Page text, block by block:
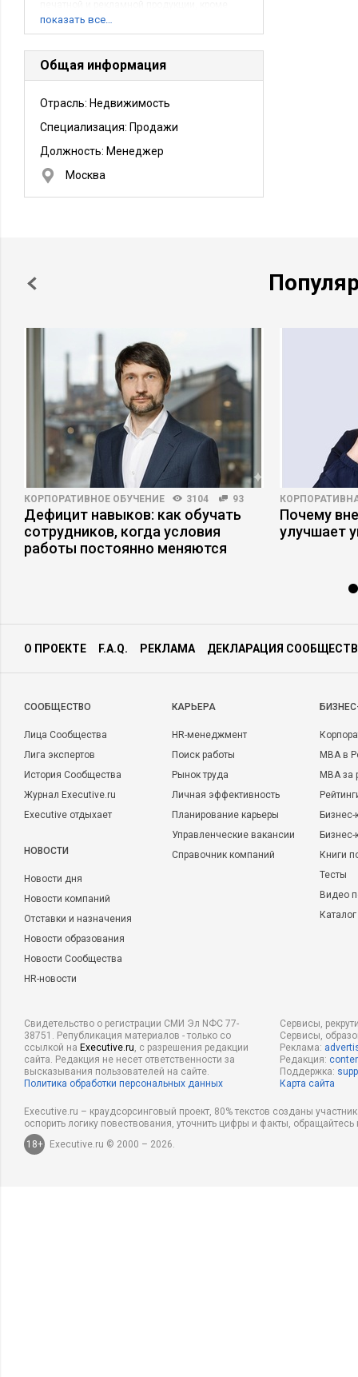
дизайна• финансово-хозяйственная
Консультация по вопросам инвестирования
в недвижимость БолгарииИндивидуальный
подбор будущей
собственностиОрганизация
поездки до встречи и сопровождения на
сопровождение сделки и разработка схемы
вопросамуправление активамипрямые
показать все…
Общая информация
Отрасль: Недвижимость
Специализация: Продажи
Должность: Менеджер
Москва
КОРПОРАТИВНОЕ ОБУЧЕНИЕ 3104 93
Дефицит навыков: как обучать
сотрудников, когда условия
работы постоянно меняются
Почему
улучшает
О ПРОЕКТЕ F.A.Q. РЕКЛАМА ДЕКЛАРАЦИЯ
CООБЩЕСТВО
Лица Сообщества
Лига экспертов
История Сообщества
Журнал Executive.ru
Executive отдыхает
НОВОСТИ
Новости дня
Новости компаний
Отставки и назначения
Новости образования
Новости Сообщества
HR-новости
КАРЬЕРА
HR-менеджмент
Поиск работы
Рынок труда
Личная эффективность
Планирование карьеры
Управленческие вакансии
Справочник компаний
MBA в
MBA
Бизнес-
Книги
Тесты
Видео
Свидетельство о регистрации СМИ Эл NФС 77-
38751. Републикация материалов - только со
ссылкой на Executive.ru, с разрешения редакции
сайта. Редакция не несет ответственности за
высказывания пользователей на сайте.
Политика обработки персональных данных
Сервисы,
Сервисы,
Реклама:
Редакция:
Поддержка:
Карта сайта
Executive.ru – краудсорсинговый проект, 80% текстов созданы
оспорить логику повествования, уточнить цифры и факты,
18+
Executive.ru © 2000 – 2026.